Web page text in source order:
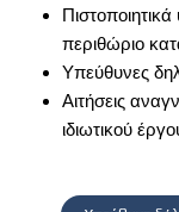
περιθώριο
Υπεύθυνες
Αιτήσεις
ιδιωτικού